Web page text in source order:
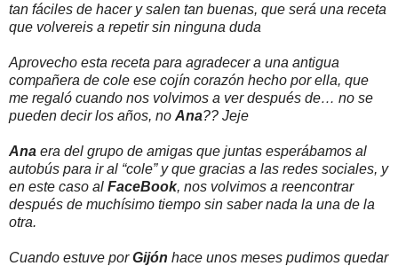
tan fáciles de hacer y salen tan buenas, que será una receta
que volvereis a repetir sin ninguna duda
Aprovecho esta receta para agradecer a una antigua
compañera de cole ese cojín corazón hecho por ella, que
me regaló cuando nos volvimos a ver después de… no se
pueden decir los años, no Ana?? Jeje
Ana era del grupo de amigas que juntas esperábamos al
autobús para ir al “cole” y que gracias a las redes sociales, y
en este caso al FaceBook, nos volvimos a reencontrar
después de muchísimo tiempo sin saber nada la una de la
otra.
Cuando estuve porGijón hace unos meses pudimos quedar